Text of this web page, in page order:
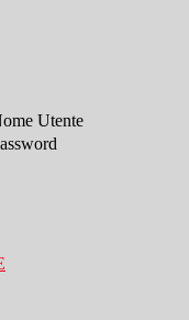
Utente